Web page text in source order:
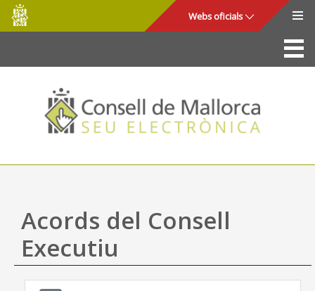
Salta al contingut principal
Consell
de
Mallorca
Webs oficials
La Seu
Consell de Mallorca
Accés i seguretat
Utilitats
Ajuda
Acords del Consell
Executiu